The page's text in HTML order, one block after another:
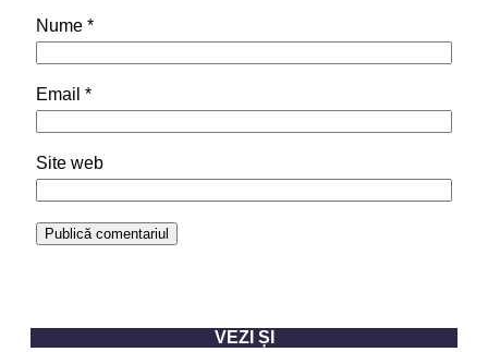
Nume *
Email *
Site web
VEZI ȘI